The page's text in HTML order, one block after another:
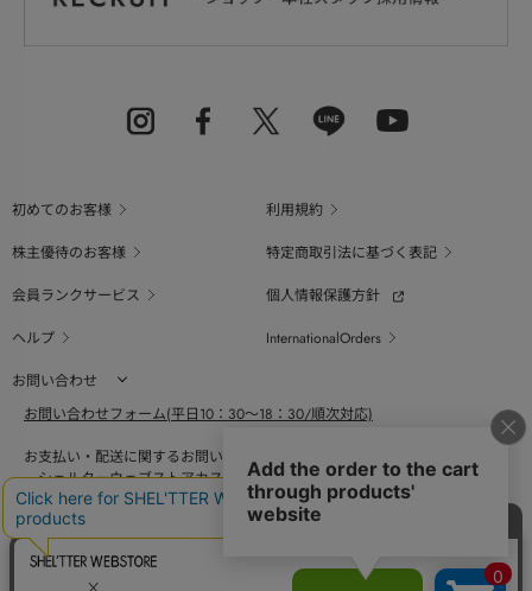
初めてのお客様
利用規約
株主優待のお客様
特定商取引法に基づく表記
会員ランクサービス
個人情報保護方針
ヘルプ
InternationalOrders
お問い合わせ
お問い合わせフォーム(平日10：30～18：30/順次対応)
お支払い・配送に関するお問い合わせ（平日10：30～18：00）
シェルターウェブストアカスタマーセンター
0800-123-6820
商品の素材、サイズ、仕様等に関するお問い合せ（平日10：30～18：00）
バロックジャパンリミテッドコールセンター
03-6730-9191